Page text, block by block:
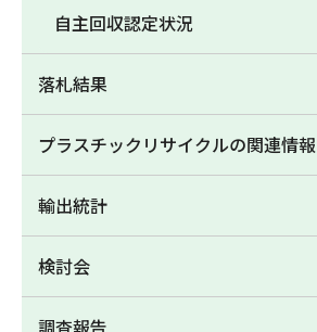
自主回収認定状況
落札結果
プラスチックリサイクルの関連情報
輸出統計
検討会
調査報告